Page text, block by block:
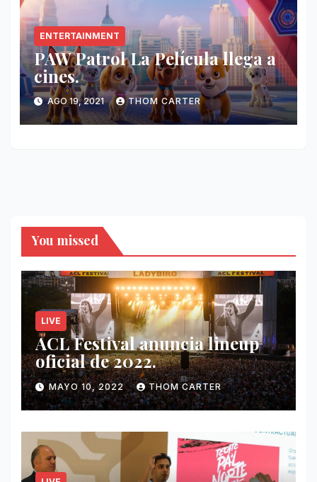
ENTERTAINMENT
PAW Patrol La Película llega a
cines.
AGO 19, 2021 THOM CARTER
You missed
LIVE
ACL Festival anuncia lineup
oficial de 2022.
MAYO 10, 2022 THOM CARTER